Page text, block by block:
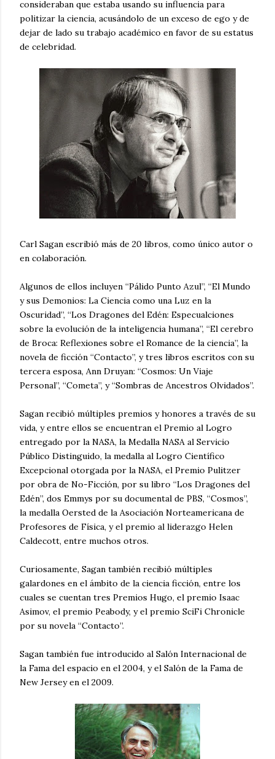
consideraban que estaba usando su influencia para
politizar la ciencia, acusándolo de un exceso de ego y de
dejar de lado su trabajo académico en favor de su estatus
de celebridad.
Carl Sagan escribió más de 20 libros, como único autor o
en colaboración.
Algunos de ellos incluyen “Pálido Punto Azul”, “El Mundo
y sus Demonios: La Ciencia como una Luz en la
Oscuridad”, “Los Dragones del Edén: Especualciones
sobre la evolución de la inteligencia humana”, “El cerebro
de Broca: Reflexiones sobre el Romance de la ciencia”, la
novela de ficción “Contacto”, y tres libros escritos con su
tercera esposa, Ann Druyan: “Cosmos: Un Viaje
Personal”, “Cometa”, y “Sombras de Ancestros Olvidados”.
Sagan recibió múltiples premios y honores a través de su
vida, y entre ellos se encuentran el Premio al Logro
entregado por la NASA, la Medalla NASA al Servicio
Público Distinguido, la medalla al Logro Científico
Excepcional otorgada por la NASA, el Premio Pulitzer
por obra de No-Ficción, por su libro “Los Dragones del
Edén”, dos Emmys por su documental de PBS, “Cosmos”,
la medalla Oersted de la Asociación Norteamericana de
Profesores de Física, y el premio al liderazgo Helen
Caldecott, entre muchos otros.
Curiosamente, Sagan también recibió múltiples
galardones en el ámbito de la ciencia ficción, entre los
cuales se cuentan tres Premios Hugo, el premio Isaac
Asimov, el premio Peabody, y el premio SciFi Chronicle
por su novela “Contacto”.
Sagan también fue introducido al Salón Internacional de
la Fama del espacio en el 2004, y el Salón de la Fama de
New Jersey en el 2009.